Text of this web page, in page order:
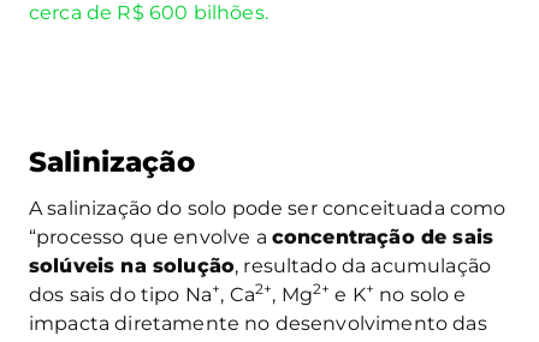
cerca de R$ 600 bilhões.
Salinização
A salinização do solo pode ser conceituada como
“processo que envolve a concentração de sais
solúveis na solução, resultado da acumulação
dos sais do tipo Na+, Ca2+, Mg2+ e K+ no solo e
impacta diretamente no desenvolvimento das